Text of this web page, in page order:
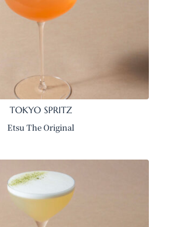
TOKYO SPRITZ
Etsu The Original